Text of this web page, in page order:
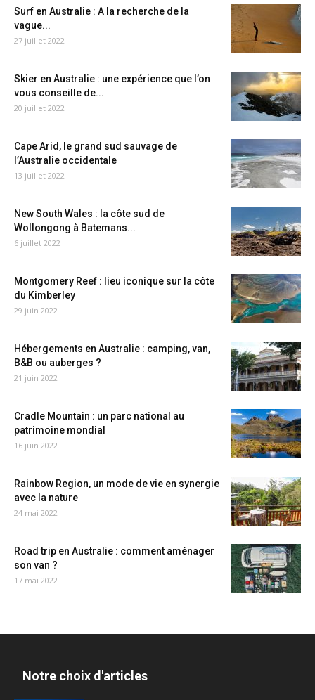
Surf en Australie : A la recherche de la
vague...
27 juillet 2022
Skier en Australie : une expérience que l’on
vous conseille de...
20 juillet 2022
Cape Arid, le grand sud sauvage de
l’Australie occidentale
13 juillet 2022
New South Wales : la côte sud de
Wollongong à Batemans...
6 juillet 2022
Montgomery Reef : lieu iconique sur la côte
du Kimberley
29 juin 2022
Hébergements en Australie : camping, van,
B&B ou auberges ?
21 juin 2022
Cradle Mountain : un parc national au
patrimoine mondial
16 juin 2022
Rainbow Region, un mode de vie en synergie
avec la nature
24 mai 2022
Road trip en Australie : comment aménager
son van ?
17 mai 2022
Notre choix d'articles